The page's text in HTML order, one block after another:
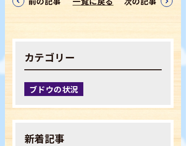
カテゴリー
ブドウの状況
新着記事